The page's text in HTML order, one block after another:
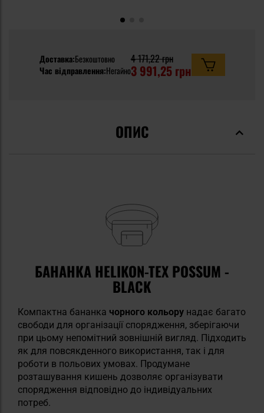
Доставка:Безкоштовно
Час відправлення:Негайно
4 171,22 грн
3 991,25 грн
ОПИС
БАНАНКА HELIKON-TEX POSSUM -
BLACK
Компактна бананка чорного кольору надає багато
свободи для організації спорядження, зберігаючи
при цьому непомітний зовнішній вигляд. Підходить
як для повсякденного використання, так і для
роботи в польових умовах. Продумане
розташування кишень дозволяє організувати
спорядження відповідно до індивідуальних
потреб.